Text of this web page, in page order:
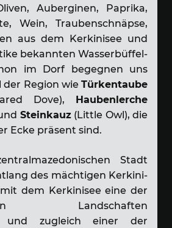
Auberginen, Paprika,
Wein, Traubenschnäpse,
aus dem Kerkinisee und
bekannten Wasserbüffel-
im Dorf begegnen uns
Region wie Türkentaube
Dove),
Haubenlerche
Steinkauz(Little Owl), die
Ecke präsent sind.
Stadt
des mächtigen Kerkini-
dem Kerkinisee eine der
Landschaften
und zugleich einer der